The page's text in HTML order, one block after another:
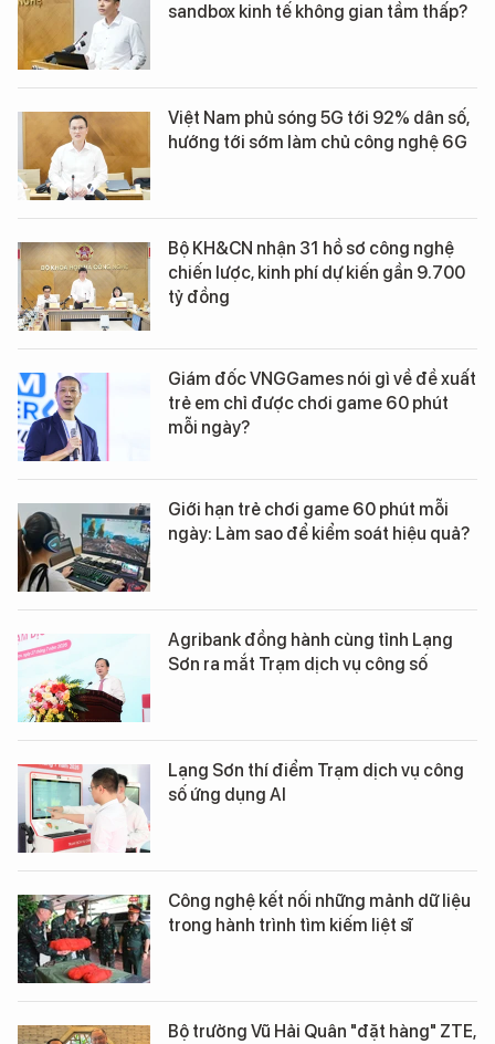
sandbox kinh tế không gian tầm thấp?
Việt Nam phủ sóng 5G tới 92% dân số,
hướng tới sớm làm chủ công nghệ 6G
Bộ KH&CN nhận 31 hồ sơ công nghệ
chiến lược, kinh phí dự kiến gần 9.700
tỷ đồng
Giám đốc VNGGames nói gì về đề xuất
trẻ em chỉ được chơi game 60 phút
mỗi ngày?
Giới hạn trẻ chơi game 60 phút mỗi
ngày: Làm sao để kiểm soát hiệu quả?
Agribank đồng hành cùng tỉnh Lạng
Sơn ra mắt Trạm dịch vụ công số
Lạng Sơn thí điểm Trạm dịch vụ công
số ứng dụng AI
Công nghệ kết nối những mảnh dữ liệu
trong hành trình tìm kiếm liệt sĩ
Bộ trưởng Vũ Hải Quân "đặt hàng" ZTE,